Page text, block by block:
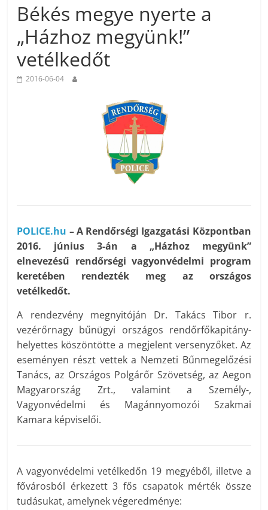
Békés megye nyerte a
„Házhoz megyünk!”
vetélkedőt
2016-06-04
POLICE.hu – A Rendőrségi Igazgatási Központban
2016. június 3-án a „Házhoz megyünk”
elnevezésű rendőrségi vagyonvédelmi program
keretében rendezték meg az országos
vetélkedőt.
A rendezvény megnyitóján Dr. Takács Tibor r.
vezérőrnagy bűnügyi országos rendőrfőkapitány-
helyettes köszöntötte a megjelent versenyzőket. Az
eseményen részt vettek a Nemzeti Bűnmegelőzési
Tanács, az Országos Polgárőr Szövetség, az Aegon
Magyarország Zrt., valamint a Személy-,
Vagyonvédelmi és Magánnyomozói Szakmai
Kamara képviselői.
A vagyonvédelmi vetélkedőn 19 megyéből, illetve a
fővárosból érkezett 3 fős csapatok mérték össze
tudásukat, amelynek végeredménye: